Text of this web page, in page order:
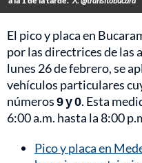
El pico y placa en
por las directrices de las
lunes 26 de febrero, se
vehículos particulares
números9 y 0. Esta
6:00 a.m. hasta la 8:00
Pico y placa en